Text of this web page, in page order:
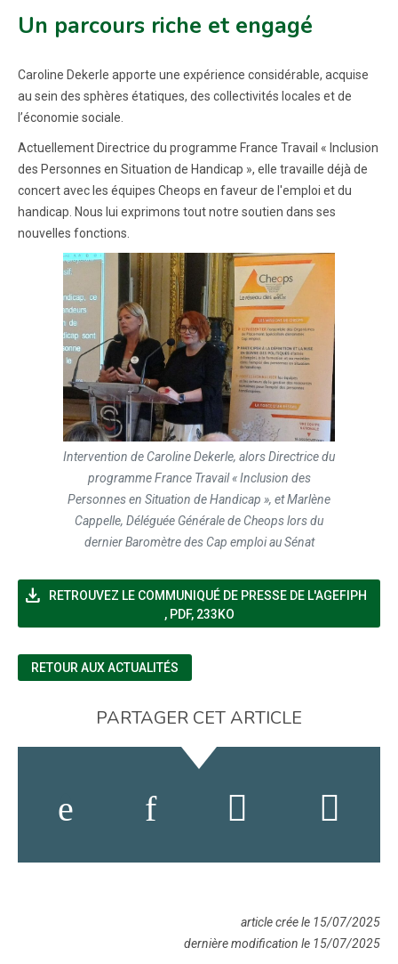
Un parcours riche et engagé
Caroline Dekerle apporte une expérience considérable, acquise
au sein des sphères étatiques, des collectivités locales et de
l’économie sociale.
Actuellement Directrice du programme France Travail « Inclusion
des Personnes en Situation de Handicap », elle travaille déjà de
concert avec les équipes Cheops en faveur de l'emploi et du
handicap. Nous lui exprimons tout notre soutien dans ses
nouvelles fonctions.
Intervention de Caroline Dekerle, alors Directrice du
programme France Travail « Inclusion des
Personnes en Situation de Handicap », et Marlène
Cappelle, Déléguée Générale de Cheops lors du
dernier Baromètre des Cap emploi au Sénat
file_download
RETROUVEZ LE COMMUNIQUÉ DE PRESSE DE L'AGEFIPH
(NOUVELLE FENÊTRE)
, PDF, 233KO
RETOUR AUX ACTUALITÉS
PARTAGER CET ARTICLE
article crée le 15/07/2025
dernière modification le 15/07/2025